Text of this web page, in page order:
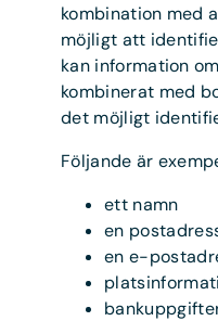
kombination med
möjligt att
kan information
kombinerat med
det möjligt
Följande är
ett namn
en
en e-